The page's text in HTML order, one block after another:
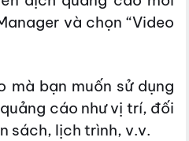
và chọn “Video
mà bạn muốn sử dụng
cáo như vị trí, đối
sách, lịch trình, v.v.